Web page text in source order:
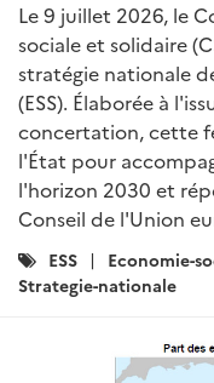
Le 9 juillet 2026, le
sociale et solidaire
stratégie nationale
(ESS). Élaborée à
concertation, cette
l'État pour
l'horizon 2030 et
Conseil de l'Union
Catégories
:
ESS
Economie-
Strategie-nationale